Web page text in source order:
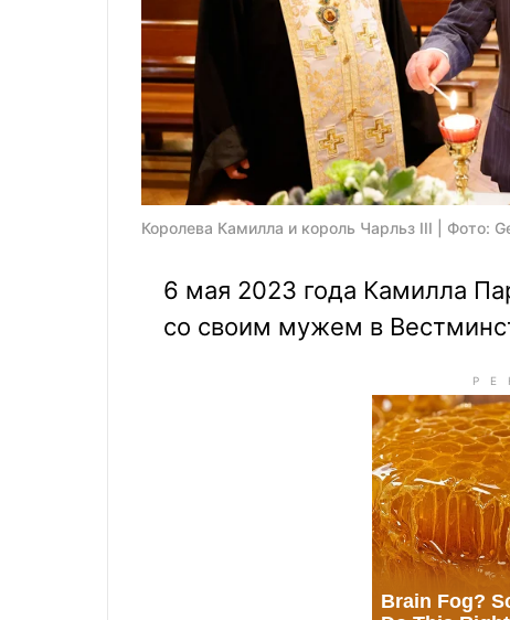
Королева Камилла и король Чарльз ІІІ | Фото:
6 мая 2023 года Камилла
со своим мужем в